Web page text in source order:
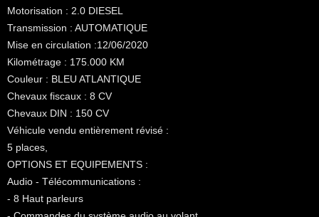
Motorisation : 2.0 DIESEL
Transmission : AUTOMATIQUE
Mise en circulation :12/06/2020
Kilométrage : 175.000 KM
Couleur : BLEU ATLANTIQUE
Chevaux fiscaux : 8 CV
Chevaux DIN : 150 CV
Véhicule vendu entièrement révisé :
5 places,
OPTIONS ET EQUIPEMENTS :
Audio - Télécommunications :
- 8 Haut parleurs